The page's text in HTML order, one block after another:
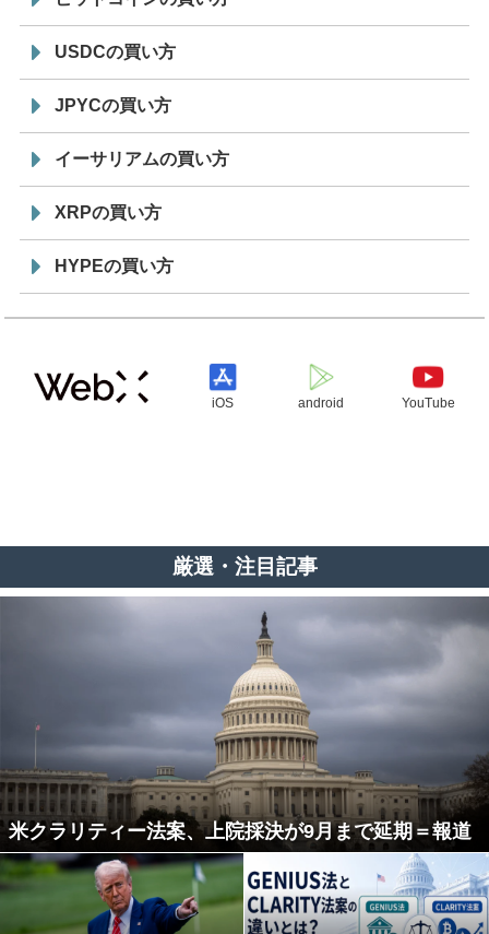
USDCの買い方
JPYCの買い方
イーサリアムの買い方
XRPの買い方
HYPEの買い方
iOS android YouTube
厳選・注目記事
米クラリティー法案、上院採決が9月まで延期＝報道